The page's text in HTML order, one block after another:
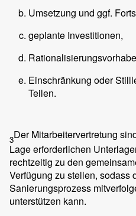
Umsetzung und ggf.
geplante Investitionen,
Einschränkung oder
Teilen.
3Der Mitarbeitervertretung
Lage erforderlichen
rechtzeitig zu den
Verfügung zu stellen, sodass
Sanierungsprozess
unterstützen kann.